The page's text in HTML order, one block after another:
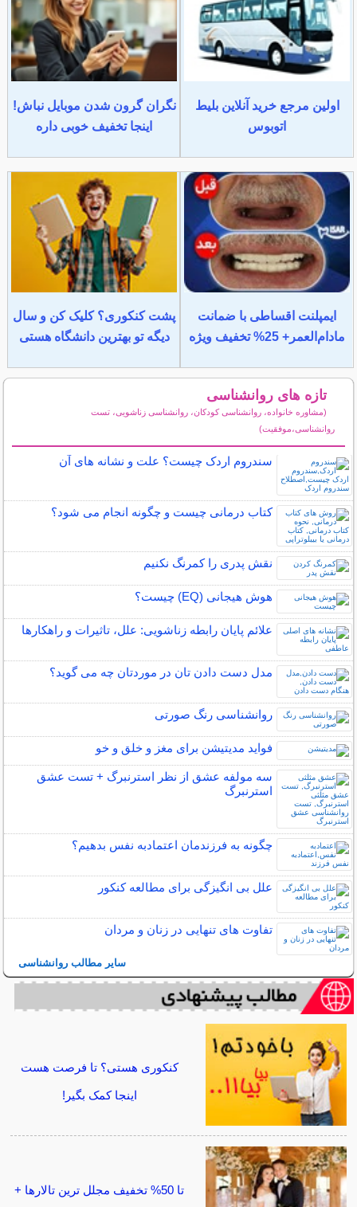
اولین مرجع خرید آنلاین بلیط
اتوبوس
نگران گرون شدن موبایل نباش!
اینجا تخفیف خوبی داره
ایمپلنت اقساطی با ضمانت
مادام‌العمر+ 25% تخفیف ویژه
پشت کنکوری؟ کلیک کن و سال
دیگه تو بهترین دانشگاه هستی
تازه های روانشناسی
(مشاوره خانواده، روانشناسی کودکان، روانشناسی زناشویی، تست
روانشناسی،موفقیت)
سندروم اردک چیست؟ علت و نشانه های آن
کتاب درمانی چیست و چگونه انجام می شود؟
نقش پدری را کمرنگ نکنیم
هوش هیجانی (EQ) چیست؟
علائم پایان رابطه زناشویی: علل، تاثیرات و راهکارها
مدل دست دادن تان در موردتان چه می گوید؟
روانشناسی رنگ صورتی
فواید مدیتیشن برای مغز و خلق و خو
سه مولفه عشق از نظر استرنبرگ + تست عشق
استرنبرگ
چگونه به فرزندمان اعتمادبه نفس بدهیم؟
علل بی انگیزگی برای مطالعه کنکور
تفاوت های تنهایی در زنان و مردان
سایر مطالب روانشناسی
کنکوری هستی؟ تا فرصت هست
اینجا کمک بگیر!
تا 50% تخفیف مجلل ترین تالارها +